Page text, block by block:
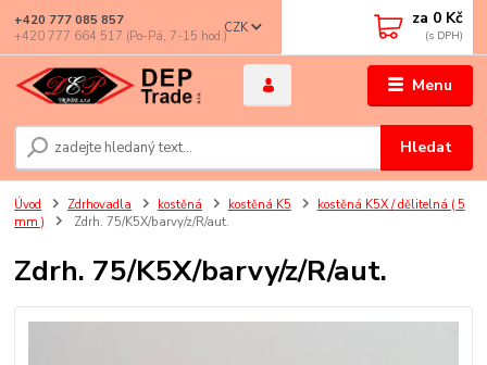
Menu
CZK
Hledat
+420 777 085 857
+420 777 664 517 (Po-Pá, 7-15 hod.)
za 0 Kč
Úvod Zdrhovadla kostěná kostěná K5
kostěná K5X / dělitelná ( 5
mm )
Zdrh. 75/K5X/barvy/z/R/aut.
Zdrh. 75/K5X/barvy/z/R/aut.